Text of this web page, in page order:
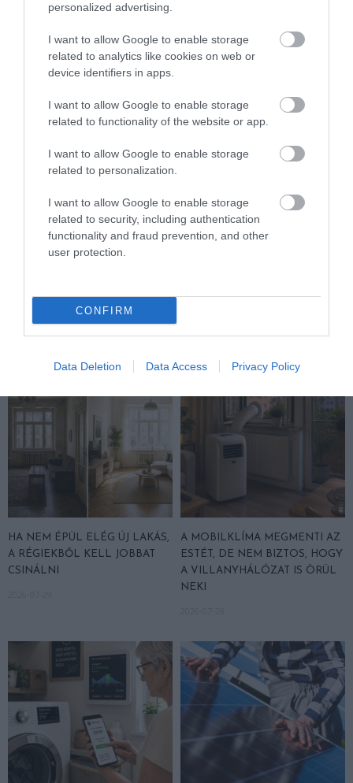
personalized advertising.
I want to allow Google to enable storage
related to analytics like cookies on web or
device identifiers in apps.
I want to allow Google to enable storage
related to functionality of the website or app.
I want to allow Google to enable storage
related to personalization.
I want to allow Google to enable storage
related to security, including authentication
functionality and fraud prevention, and other
user protection.
CONFIRM
Data Deletion Data Access Privacy Policy
LEKÓKAD? LEHET, HOGY A
A VIZET A NÖVÉNYBŐL
VÁLJON AZ OTTHONOD
ELTÁROLNI A NAPPALT
2026-08-03
ROMLANI A LAKÁS LEVEGŐJE
HA NEM ÉPÜL ELÉG ÚJ LAKÁS,
A RÉGIEKBŐL KELL JOBBAT
CSINÁLNI
A MOBILKLÍMA MEGMENTI AZ
ESTÉT, DE NEM BIZTOS, HOGY
A VILLANYHÁLÓZAT IS ÖRÜL
NEKI